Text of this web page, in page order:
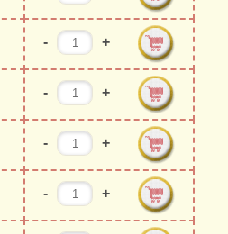
- +
- +
- +
- +